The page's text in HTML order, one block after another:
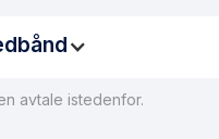
avtale istedenfor.